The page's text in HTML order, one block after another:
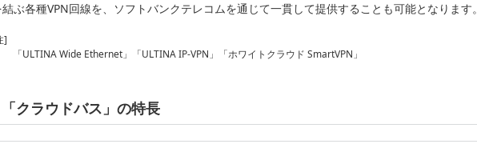
ぶ各種VPN回線を、ソフトバンクテレコムを通じて一貫して提供することも可能となります。
]
「ULTINA Wide Ethernet」「ULTINA IP-VPN」「ホワイトクラウド SmartVPN」
「クラウドバス」の特長